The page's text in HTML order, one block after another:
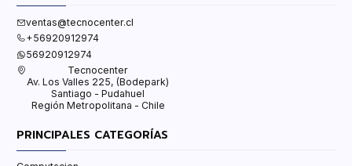
ventas@tecnocenter.cl
+56920912974
56920912974
Tecnocenter
Av. Los Valles 225, (Bodepark)
Santiago - Pudahuel
Región Metropolitana - Chile
PRINCIPALES CATEGORÍAS